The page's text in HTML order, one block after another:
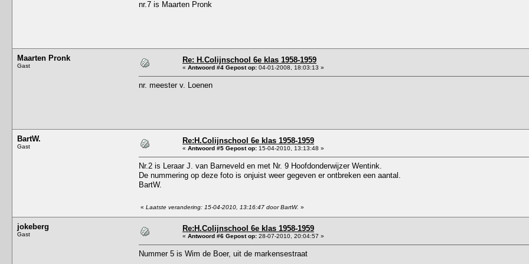
nr.7 is Maarten Pronk
Maarten Pronk
Gast
Re: H.Colijnschool 6e klas 1958-1959
« Antwoord #4 Gepost op: 04-01-2008, 18:03:13 »
nr. meester v. Loenen
BartW.
Gast
Re:H.Colijnschool 6e klas 1958-1959
« Antwoord #5 Gepost op: 15-04-2010, 13:13:48 »
Nr.2 is Leraar J. van Barneveld en met Nr. 9 Hoofdonderwijzer Wentink.
De nummering op deze foto is onjuist weer gegeven er ontbreken een aantal.
BartW.
« Laatste verandering: 15-04-2010, 13:16:47 door BartW. »
jokeberg
Gast
Re:H.Colijnschool 6e klas 1958-1959
« Antwoord #6 Gepost op: 28-07-2010, 20:04:57 »
Nummer 5 is Wim de Boer, uit de markensestraat